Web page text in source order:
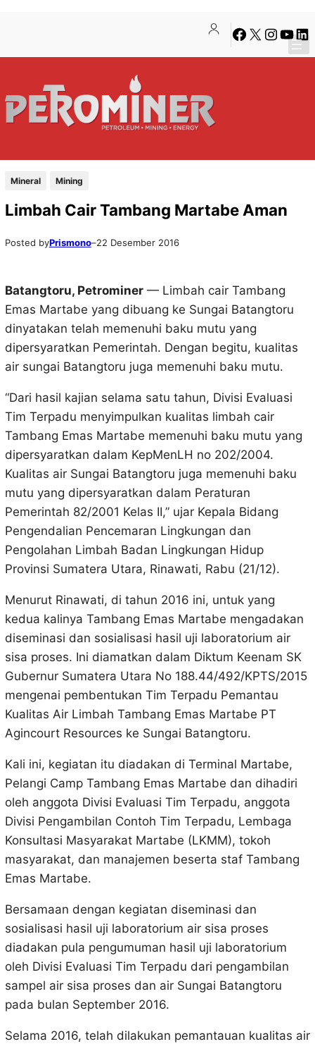
konten
content
Facebook
X Instagram
Mineral Mining
Limbah Cair Tambang Martabe Aman
Posted byPrismono–22 Desember 2016
Batangtoru, Petrominer— Limbah cair Tambang
Emas Martabe yang dibuang ke Sungai Batangtoru
dinyatakan telah memenuhi baku mutu yang
dipersyaratkan Pemerintah. Dengan begitu, kualitas
air sungai Batangtoru juga memenuhi baku mutu.
“Dari hasil kajian selama satu tahun, Divisi Evaluasi
Tim Terpadu menyimpulkan kualitas limbah cair
Tambang Emas Martabe memenuhi baku mutu yang
dipersyaratkan dalam KepMenLH no 202/2004.
Kualitas air Sungai Batangtoru juga memenuhi baku
mutu yang dipersyaratkan dalam Peraturan
Pemerintah 82/2001 Kelas II,” ujar Kepala Bidang
Pengendalian Pencemaran Lingkungan dan
Pengolahan Limbah Badan Lingkungan Hidup
Provinsi Sumatera Utara, Rinawati, Rabu (21/12).
Menurut Rinawati, di tahun 2016 ini, untuk yang
kedua kalinya Tambang Emas Martabe mengadakan
diseminasi dan sosialisasi hasil uji laboratorium air
sisa proses. Ini diamatkan dalam Diktum Keenam SK
Gubernur Sumatera Utara No 188.44/492/KPTS/2015
mengenai pembentukan Tim Terpadu Pemantau
Kualitas Air Limbah Tambang Emas Martabe PT
Agincourt Resources ke Sungai Batangtoru.
Kali ini, kegiatan itu diadakan di Terminal Martabe,
Pelangi Camp Tambang Emas Martabe dan dihadiri
oleh anggota Divisi Evaluasi Tim Terpadu, anggota
Divisi Pengambilan Contoh Tim Terpadu, Lembaga
Konsultasi Masyarakat Martabe (LKMM), tokoh
masyarakat, dan manajemen beserta staf Tambang
Emas Martabe.
Bersamaan dengan kegiatan diseminasi dan
sosialisasi hasil uji laboratorium air sisa proses
diadakan pula pengumuman hasil uji laboratorium
oleh Divisi Evaluasi Tim Terpadu dari pengambilan
sampel air sisa proses dan air Sungai Batangtoru
pada bulan September 2016.
Selama 2016, telah dilakukan pemantauan kualitas air